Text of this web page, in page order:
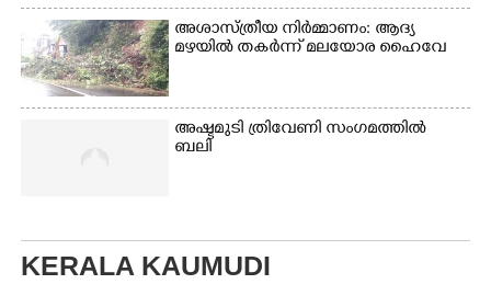
അശാസ്ത്രീയ നിർമ്മാണം: ആദ്യ
മഴയിൽ തകർന്ന് മലയോര ഹൈവേ
അഷ്ടമുടി ത്രിവേണി സംഗമത്തിൽ
ബലി
KERALA KAUMUDI